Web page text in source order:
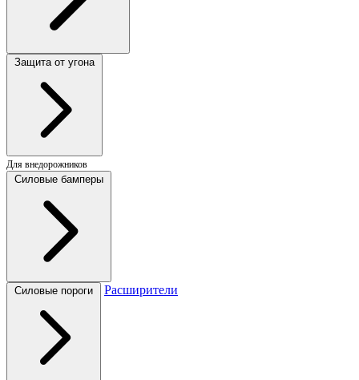
Защита от угона
Для внедорожников
Силовые бамперы
Силовые пороги Расширители